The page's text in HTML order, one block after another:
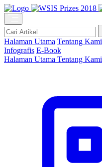
Halaman Utama Tentang Kami
Infografis E-Book
Halaman Utama Tentang Kami